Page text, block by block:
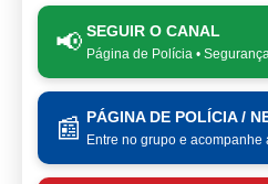
📢 SEGUIR O CANAL
Página de Polícia •
📰 PÁGINA DE POLÍCIA /
Entre no grupo e